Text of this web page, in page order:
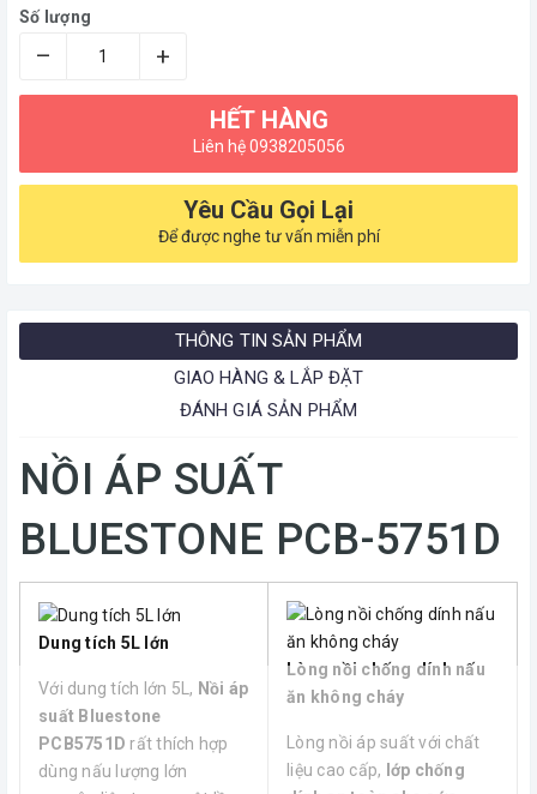
Số lượng
– +
HẾT HÀNG
Liên hệ 0938205056
Yêu Cầu Gọi Lại
Để được nghe tư vấn miễn phí
THÔNG TIN SẢN PHẨM
GIAO HÀNG & LẮP ĐẶT
ĐÁNH GIÁ SẢN PHẨM
NỒI ÁP SUẤT
BLUESTONE PCB-5751D
Dung tích 5L lớn
Với dung tích lớn 5L, Nồi áp
suất Bluestone
PCB5751D rất thích hợp
dùng nấu lượng lớn
Lòng nồi chống dính nấu
ăn không cháy
Lòng nồi áp suất với chất
liệu cao cấp, lớp chống